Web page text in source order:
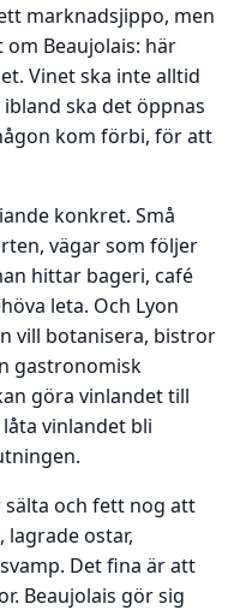
marknadsjippo, men
Beaujolais: här
Vinet ska inte alltid
ska det öppnas
kom förbi, för att
konkret. Små
vägar som följer
hittar bageri, café
leta. Och Lyon
vill botanisera, bistror
gastronomisk
göra vinlandet till
vinlandet bli
sälta och fett nog att
lagrade ostar,
Det fina är att
Beaujolais gör sig